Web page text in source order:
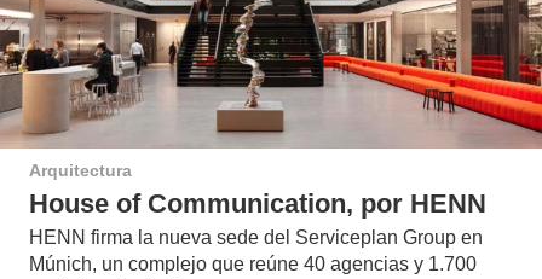
Arquitectura
House of Communication, por HENN
HENN firma la nueva sede del Serviceplan Group en
Múnich, un complejo que reúne 40 agencias y 1.700